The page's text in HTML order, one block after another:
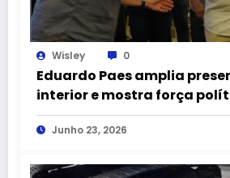
Wisley 0
Eduardo Paes amplia
interior e mostra força
recebido por prefeitos e
a arte de unir até rivais na
Junho 23, 2026